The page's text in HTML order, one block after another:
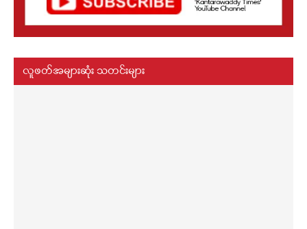
လူဖတ်အများဆုံး သတင်းများ